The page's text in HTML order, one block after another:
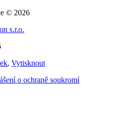
© 2026
s.r.o.
, Vytisknout
o ochraně soukromí